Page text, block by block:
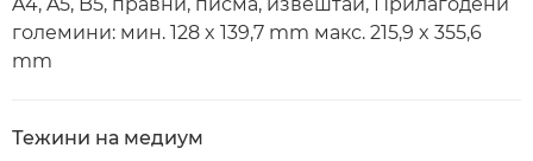
големини: мин. 128 x 139,7 mm макс. 215,9 x 355,6
mm
Тежини на медиум